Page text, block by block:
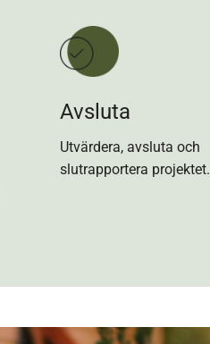
Avsluta
Utvärdera, avsluta och
slutrapportera projektet.